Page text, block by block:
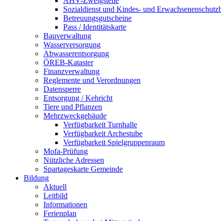
Sozialdienst und Kindes- und
Betreuungsgutscheine
Pass / Identitätskarte
Bauverwaltung
Wasserversorgung
Abwasserentsorgung
ÖREB-Kataster
Finanzverwaltung
Reglemente und Verordnungen
Datensperre
Entsorgung / Kehricht
Tiere und Pflanzen
Mehrzweckgebäude
Verfügbarkeit Turnhalle
Verfügbarkeit Archestube
Verfügbarkeit Spielgruppenraum
Mofa-Prüfung
Nützliche Adressen
Spartageskarte Gemeinde
Bildung
Aktuell
Leitbild
Informationen
Ferienplan